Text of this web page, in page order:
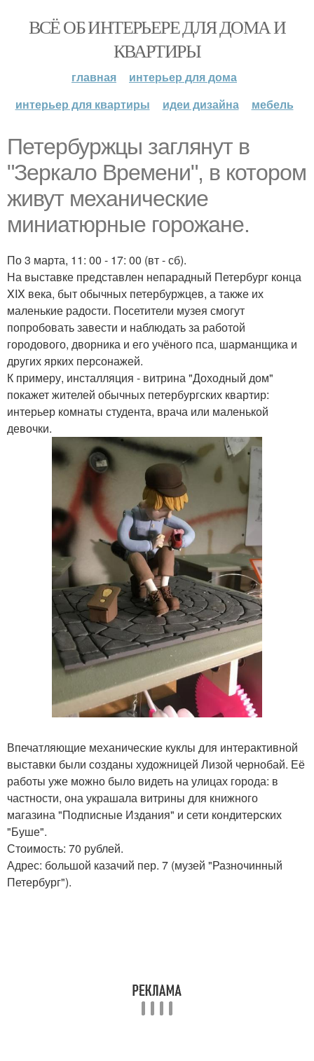
ВСЁ ОБ ИНТЕРЬЕРЕ ДЛЯ ДОМА И
КВАРТИРЫ
главная
интерьер для дома
интерьер для квартиры
идеи дизайна мебель
Петербуржцы заглянут в
"Зеркало Времени", в котором
живут механические
миниатюрные горожане.
По 3 марта, 11: 00 - 17: 00 (вт - сб).
На выставке представлен непарадный Петербург конца
XIX века, быт обычных петербуржцев, а также их
маленькие радости. Посетители музея смогут
попробовать завести и наблюдать за работой
городового, дворника и его учёного пса, шарманщика и
других ярких персонажей.
К примеру, инсталляция - витрина "Доходный дом"
покажет жителей обычных петербургских квартир:
интерьер комнаты студента, врача или маленькой
девочки.
Впечатляющие механические куклы для интерактивной
выставки были созданы художницей Лизой чернобай. Её
работы уже можно было видеть на улицах города: в
частности, она украшала витрины для книжного
магазина "Подписные Издания" и сети кондитерских
"Буше".
Стоимость: 70 рублей.
Адрес: большой казачий пер. 7 (музей "Разночинный
Петербург").